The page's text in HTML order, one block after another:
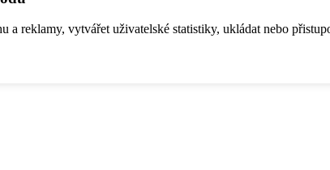
reklamy, vytvářet uživatelské statistiky, ukládat nebo